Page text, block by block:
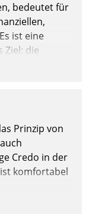
bedeutet für
ist eine
Ziel: die
Damit
Grundregeln
Prinzip von
Credo in der
komfortabel